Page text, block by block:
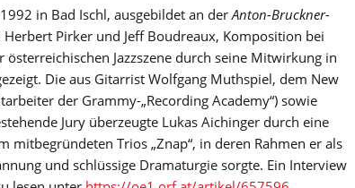
in Bad Ischl, ausgebildet an der Anton-Bruckner-
Pirker und Jeff Boudreaux, Komposition bei
Jazzszene durch seine Mitwirkung in
Die aus Gitarrist Wolfgang Muthspiel, dem New
der Grammy-„Recording Academy“) sowie
Jury überzeugte Lukas Aichinger durch eine
Trios „Znap“, in deren Rahmen er als
und schlüssige Dramaturgie sorgte. Ein Interview